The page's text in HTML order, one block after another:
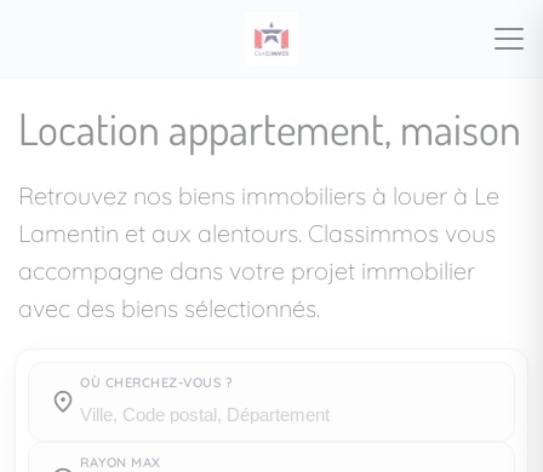
Location appartement, maison
Retrouvez nos biens immobiliers à louer à Le
Lamentin et aux alentours. Classimmos vous
accompagne dans votre projet immobilier
avec des biens sélectionnés.
OÙ CHERCHEZ-VOUS ?
Où cherchez-vous ?
RAYON MAX